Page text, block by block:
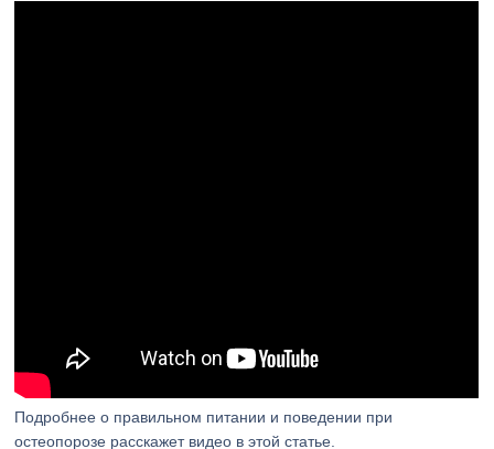
Подробнее о правильном питании и поведении при
остеопорозе расскажет видео в этой статье.